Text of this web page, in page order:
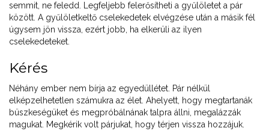
semmit, ne feledd. Legfeljebb felerősítheti a gyűlöletet a pár
között. A gyűlöletkeltő cselekedetek elvégzése után a másik fél
úgysem jön vissza, ezért jobb, ha elkerüli az ilyen
cselekedeteket.
Kérés
Néhány ember nem bírja az egyedüllétet. Pár nélkül
elképzelhetetlen számukra az élet. Ahelyett, hogy megtartanák
büszkeségüket és megpróbálnának talpra állni, megalázzák
magukat. Megkérik volt párjukat, hogy térjen vissza hozzájuk.